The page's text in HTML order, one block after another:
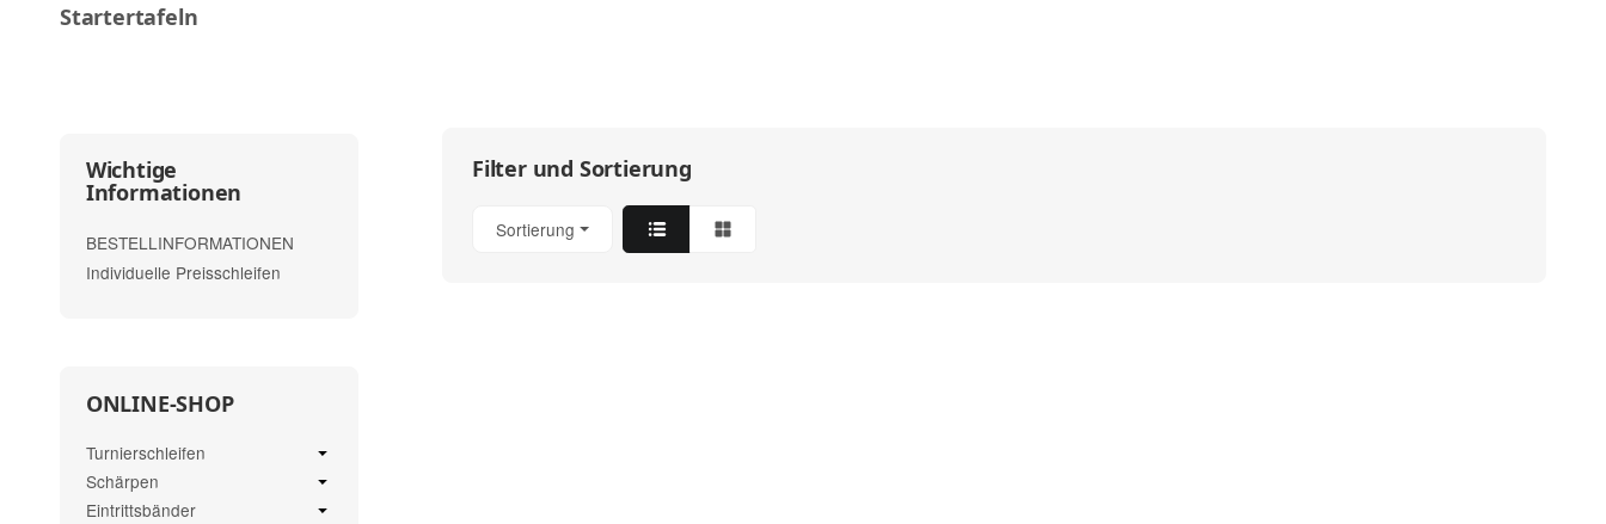
Startertafeln
Filter und Sortierung
Sortierung
Wichtige
Informationen
BESTELLINFORMATIONEN
Individuelle Preisschleifen
ONLINE-SHOP
Turnierschleifen
Schärpen
Eintrittsbänder